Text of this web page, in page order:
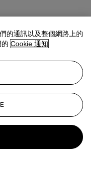
的通訊以及整個網路上的
Cookie 通知